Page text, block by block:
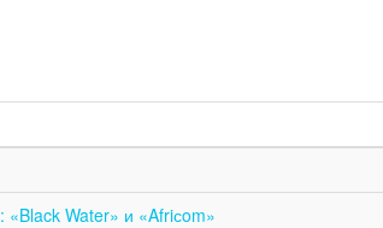
Water» и «Afriсom»